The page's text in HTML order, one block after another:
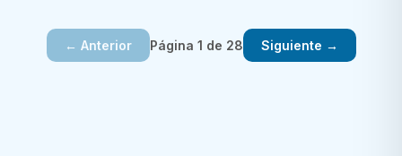
← Anterior Página 1 de 28 Siguiente →